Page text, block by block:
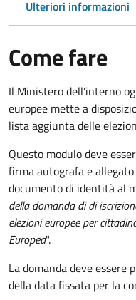
Ulteriori informazioni
Come fare
Il Ministero dell'interno
europee mette a
lista aggiunta delle
Questo modulo deve
firma autografa e
documento di identità al
della domanda di di
elezioni europee per
Europea".
La domanda deve
della data fissata per la